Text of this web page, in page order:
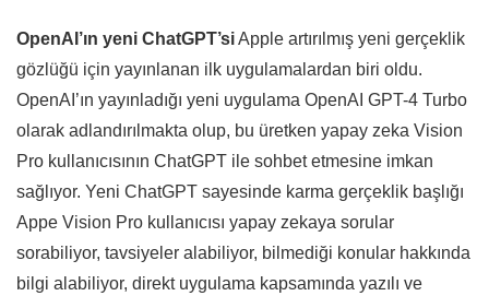
OpenAI’ın yeni ChatGPT’siApple artırılmış yeni gerçeklik
gözlüğü için yayınlanan ilk uygulamalardan biri oldu.
OpenAI’ın yayınladığı yeni uygulama OpenAI GPT-4 Turbo
olarak adlandırılmakta olup, bu üretken yapay zeka Vision
Pro kullanıcısının ChatGPT ile sohbet etmesine imkan
sağlıyor. Yeni ChatGPT sayesinde karma gerçeklik başlığı
Appe Vision Pro kullanıcısı yapay zekaya sorular
sorabiliyor, tavsiyeler alabiliyor, bilmediği konular hakkında
bilgi alabiliyor, direkt uygulama kapsamında yazılı ve